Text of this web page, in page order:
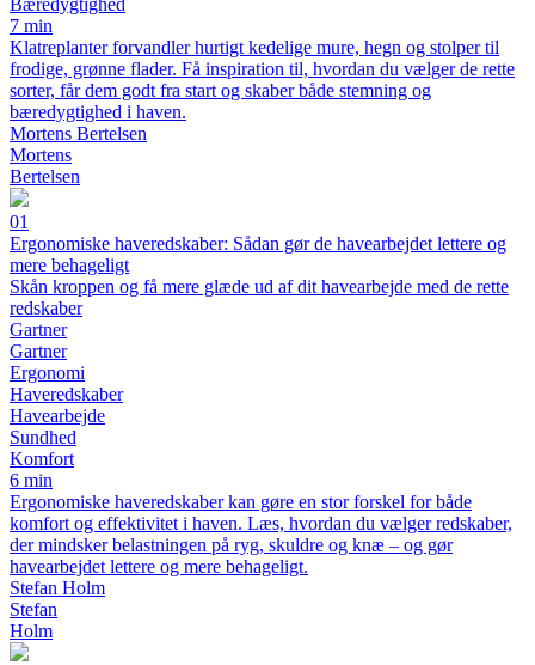
Bæredygtighed
7 min
Klatreplanter forvandler hurtigt kedelige mure, hegn og stolper til
frodige, grønne flader. Få inspiration til, hvordan du vælger de rette
sorter, får dem godt fra start og skaber både stemning og
bæredygtighed i haven.
Mortens Bertelsen
Mortens
Bertelsen
01
Ergonomiske haveredskaber: Sådan gør de havearbejdet lettere og
mere behageligt
Skån kroppen og få mere glæde ud af dit havearbejde med de rette
redskaber
Gartner
Gartner
Ergonomi
Haveredskaber
Havearbejde
Sundhed
Komfort
6 min
Ergonomiske haveredskaber kan gøre en stor forskel for både
komfort og effektivitet i haven. Læs, hvordan du vælger redskaber,
der mindsker belastningen på ryg, skuldre og knæ – og gør
havearbejdet lettere og mere behageligt.
Stefan Holm
Stefan
Holm